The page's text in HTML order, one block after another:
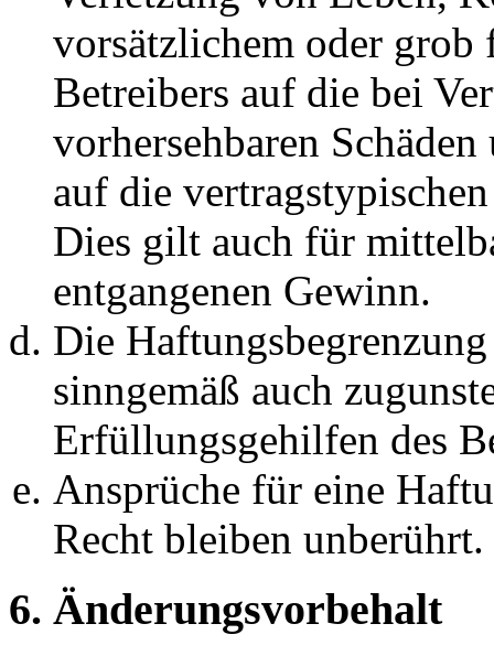
vorsätzlichem oder grob
Betreibers auf die bei
vorhersehbaren
auf die
Dies gilt auch für
entgangenen Gewinn.
Die
sinngemäß auch
Erfüllungsgehilfen des
Ansprüche für eine
Recht bleiben unberührt.
6. Änderungsvorbehalt